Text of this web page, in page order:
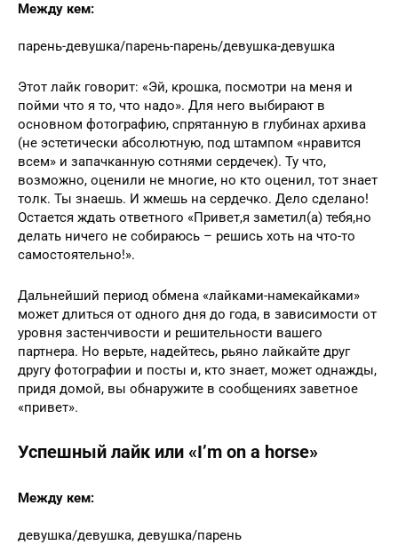
Между кем:
парень-девушка/парень-парень/девушка-девушка
Этот лайк говорит: «Эй, крошка, посмотри на меня и
пойми что я то, что надо». Для него выбирают в
основном фотографию, спрятанную в глубинах архива
(не эстетически абсолютную, под штампом «нравится
всем» и запачканную сотнями сердечек). Ту что,
возможно, оценили не многие, но кто оценил, тот знает
толк. Ты знаешь. И жмешь на сердечко. Дело сделано!
Остается ждать ответного «Привет,я заметил(а) тебя,но
делать ничего не собираюсь – решись хоть на что-то
самостоятельно!».
Дальнейший период обмена «лайками-намекайками»
может длиться от одного дня до года, в зависимости от
уровня застенчивости и решительности вашего
партнера. Но верьте, надейтесь, рьяно лайкайте друг
другу фотографии и посты и, кто знает, может однажды,
придя домой, вы обнаружите в сообщениях заветное
«привет».
Успешный лайк или «I’m on a horse»
Между кем:
девушка/девушка, девушка/парень